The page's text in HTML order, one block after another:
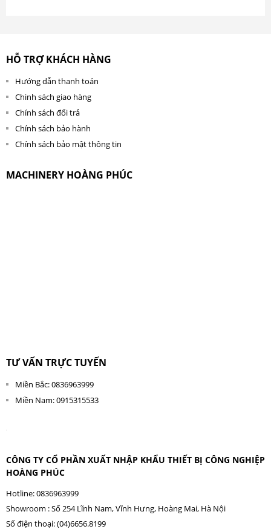
HỖ TRỢ KHÁCH HÀNG
Hướng dẫn thanh toán
Chinh sách giao hàng
Chính sách đổi trả
Chính sách bảo hành
Chính sách bảo mật thông tin
MACHINERY HOÀNG PHÚC
TƯ VẤN TRỰC TUYẾN
Miền Bắc: 0836963999
Miền Nam: 0915315533
CÔNG TY CỔ PHẦN XUẤT NHẬP KHẨU THIẾT BỊ CÔNG NGHIỆP
HOÀNG PHÚC
Hotline: 0836963999
Showroom : Số 254 Lĩnh Nam, Vĩnh Hưng, Hoàng Mai, Hà Nội
Số điện thoại: (04)6656.8199